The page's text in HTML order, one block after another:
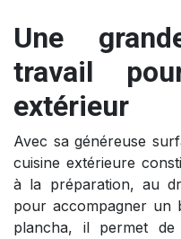
Une
travail
extérieur
Avec sa généreuse
cuisine extérieure
à la préparation, au
pour accompagner un
plancha, il permet